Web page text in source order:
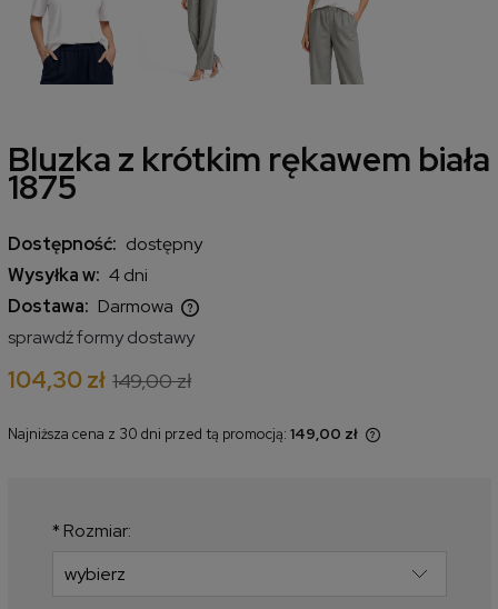
Bluzka z krótkim rękawem biała
1875
Dostępność: dostępny
Wysyłka w: 4 dni
Dostawa: Darmowa
Cena nie zawiera ewentualnych kosztów płatności
sprawdź formy dostawy
104,30 zł 149,00 zł
Najniższa cena z 30 dni przed tą promocją: 149,00 zł
* Rozmiar: